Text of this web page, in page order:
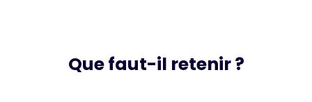
Que faut-il retenir ?